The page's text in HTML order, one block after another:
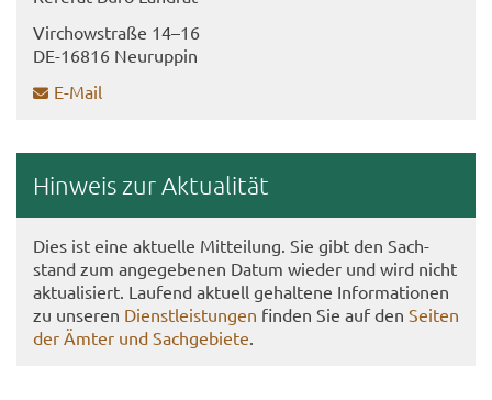
Virch­ow­stra­ße 14–16
DE-​16816 Neu­rup­pin
E-​Mail
Hin­weis zur Ak­tua­li­tät
Dies ist eine ak­tu­el­le Mit­tei­lung. Sie gibt den Sach­
stand zum an­ge­ge­be­nen Datum wie­der und wird nicht
ak­tua­li­siert. Lau­fend ak­tu­ell ge­hal­te­ne In­for­ma­tio­nen
zu un­se­ren Dienst­leis­tun­gen fin­den Sie auf den Sei­ten
der Ämter und Sach­ge­bie­te.